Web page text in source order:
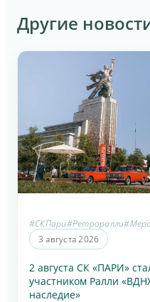
Другие
3 августа 2026
#СКПари#Ретроралли
2 августа СК «ПАРИ»
участником Ралли
наследие»